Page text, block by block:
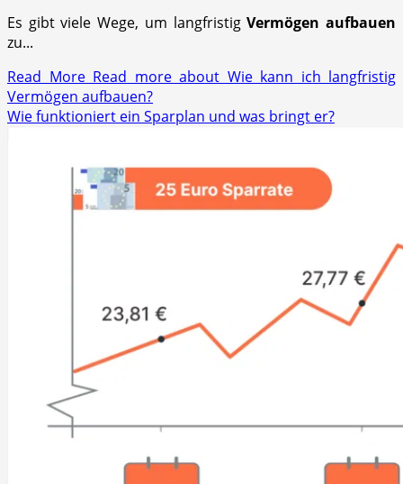
Es gibt viele Wege, um langfristigVermögen aufbauen
zu...
Read More Read more about Wie kann ich langfristig
Vermögen aufbauen?
Wie funktioniert ein Sparplan und was bringt er?